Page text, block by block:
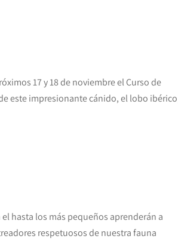
17 y 18 de noviembre el Curso de
este impresionante cánido, el lobo
hasta los más pequeños aprenderán a
respetuosos de nuestra fauna